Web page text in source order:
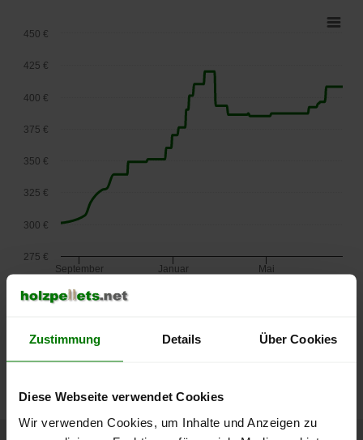
Zustimmung Details Über Cookies
Diese Webseite verwendet Cookies
Wir verwenden Cookies, um Inhalte und Anzeigen zu
September
Januar
Mai
275 €
300 €
325 €
350 €
375 €
400 €
425 €
450 €
Die aktuelle Preisentwicklung für Holzpellets in Österreich
können Sie jederzeit auf unserer